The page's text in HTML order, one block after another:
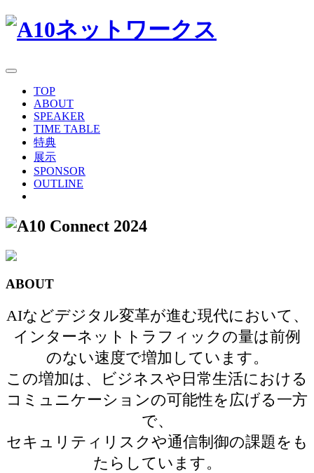
TOP
ABOUT
SPEAKER
TIME TABLE
特典
展示
SPONSOR
OUTLINE
ABOUT
AIなどデジタル変革が進む現代において、
インターネットトラフィックの量は前例
のない速度で増加しています。
この増加は、ビジネスや日常生活における
コミュニケーションの可能性を広げる一方
で、
セキュリティリスクや通信制御の課題をも
たらしています。